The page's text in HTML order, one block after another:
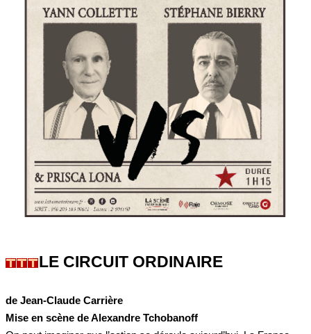
LE CIRCUIT ORDINAIRE
de Jean-Claude Carrière
Mise en scène de Alexandre Tchobanoff